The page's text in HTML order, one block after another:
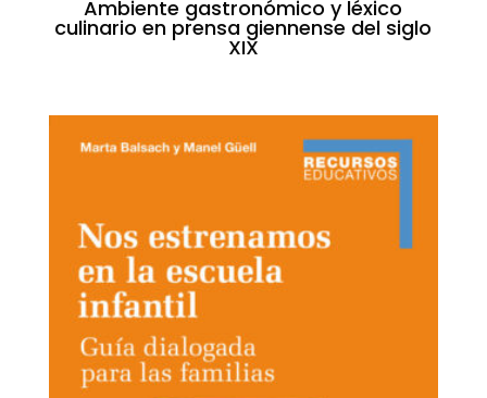
Ambiente gastronómico y léxico
culinario en prensa giennense del siglo
XIX